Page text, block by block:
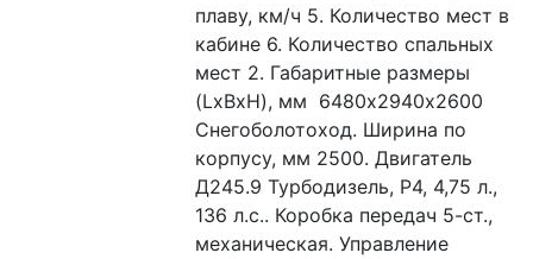
плаву, км/ч 5. Количество мест в
кабине 6. Количество спальных
мест 2. Габаритные размеры
(LxBxH), мм  6480х2940х2600
Снегоболотоход. Ширина по
корпусу, мм 2500. Двигатель
Д245.9 Турбодизель, Р4, 4,75 л.,
136 л.с.. Коробка передач 5-ст.,
механическая. Управление